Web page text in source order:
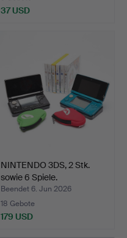
37 USD
NINTENDO 3DS, 2 Stk.
sowie 6 Spiele.
Beendet 6. Jun 2026
18 Gebote
179 USD